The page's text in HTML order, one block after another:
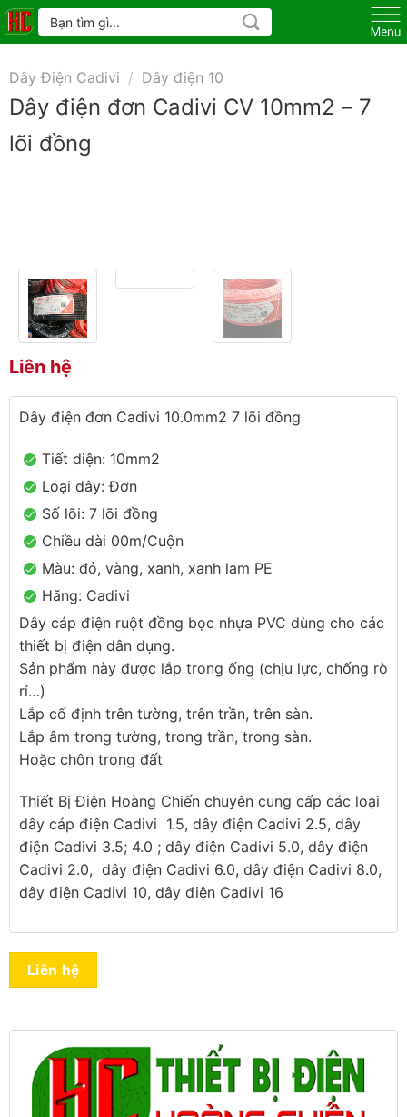
Skip
to
Tìm
kiếm:
Dây Điện Cadivi / Dây điện 10
Dây điện đơn Cadivi CV 10mm2 – 7
lõi đồng
Liên hệ
Dây điện đơn Cadivi 10.0mm2 7 lõi đồng
Tiết diện: 10mm2
Loại dây: Đơn
Số lõi: 7 lõi đồng
Chiều dài 00m/Cuộn
Màu: đỏ, vàng, xanh, xanh lam PE
Hãng: Cadivi
Dây cáp điện ruột đồng bọc nhựa PVC dùng cho các
thiết bị điện dân dụng.
Sản phẩm này được lắp trong ống (chịu lực, chống rò
rỉ…)
Lắp cố định trên tường, trên trần, trên sàn.
Lắp âm trong tường, trong trần, trong sàn.
Hoặc chôn trong đất
Thiết Bị Điện Hoàng Chiến chuyên cung cấp các loại
dây cáp điện Cadivi 1.5, dây điện Cadivi 2.5, dây
điện Cadivi 3.5; 4.0 ; dây điện Cadivi 5.0, dây điện
Cadivi 2.0, dây điện Cadivi 6.0, dây điện Cadivi 8.0,
dây điện Cadivi 10, dây điện Cadivi 16
Liên hệ